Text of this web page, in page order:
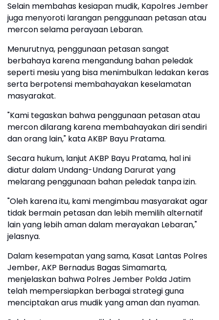
Selain membahas kesiapan mudik, Kapolres Jember
juga menyoroti larangan penggunaan petasan atau
mercon selama perayaan Lebaran.
Menurutnya, penggunaan petasan sangat
berbahaya karena mengandung bahan peledak
seperti mesiu yang bisa menimbulkan ledakan keras
serta berpotensi membahayakan keselamatan
masyarakat.
"Kami tegaskan bahwa penggunaan petasan atau
mercon dilarang karena membahayakan diri sendiri
dan orang lain," kata AKBP Bayu Pratama.
Secara hukum, lanjut AKBP Bayu Pratama, hal ini
diatur dalam Undang-Undang Darurat yang
melarang penggunaan bahan peledak tanpa izin.
"Oleh karena itu, kami mengimbau masyarakat agar
tidak bermain petasan dan lebih memilih alternatif
lain yang lebih aman dalam merayakan Lebaran,"
jelasnya.
Dalam kesempatan yang sama, Kasat Lantas Polres
Jember, AKP Bernadus Bagas Simamarta,
menjelaskan bahwa Polres Jember Polda Jatim
telah mempersiapkan berbagai strategi guna
menciptakan arus mudik yang aman dan nyaman.